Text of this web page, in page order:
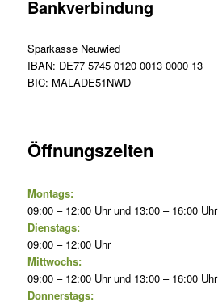
Bankverbindung
Sparkasse Neuwied
IBAN: DE77 5745 0120 0013 0000 13
BIC: MALADE51NWD
Öffnungszeiten
Montags:
09:00 – 12:00 Uhr und 13:00 – 16:00 Uhr
Dienstags:
09:00 – 12:00 Uhr
Mittwochs:
09:00 – 12:00 Uhr und 13:00 – 16:00 Uhr
Donnerstags: